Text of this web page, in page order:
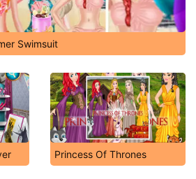
Swimsuit
Princess Of Thrones